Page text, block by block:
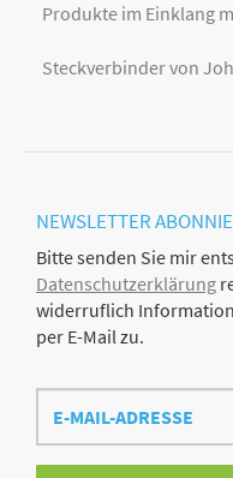
Produkte im Einklang
Steckverbinder von
NEWSLETTER
Bitte senden Sie mir
Datenschutzerklärung
widerruflich
per E-Mail zu.
E-
Mail-
Adresse